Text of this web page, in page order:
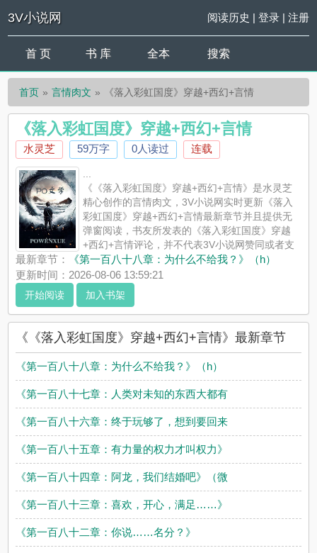
3V小说网 阅读历史 | 登录| 注册
首 页 书 库 全本 搜索
首页 言情肉文 《落入彩虹国度》穿越+西幻+言情
《落入彩虹国度》穿越+西幻+言情
水灵芝 59万字 0人读过 连载
《《落入彩虹国度》穿越+西幻+言情》是水灵芝
精心创作的言情肉文，3V小说网实时更新《落入
彩虹国度》穿越+西幻+言情最新章节并且提供无
弹窗阅读，书友所发表的《落入彩虹国度》穿越
+西幻+言情评论，并不代表3V小说网赞同或者支
持《落入彩虹国度》穿越+西幻+言情读者的观点。
最新章节：
《第一百八十八章：为什么不给我？》（h）
更新时间：2026-08-06 13:59:21
开始阅读 加入书架
《《落入彩虹国度》穿越+西幻+言情》最新章节
《第一百八十八章：为什么不给我？》（h）
《第一百八十七章：人类对未知的东西大都有
《第一百八十六章：终于玩够了，想到要回来
《第一百八十五章：有力量的权力才叫权力》
《第一百八十四章：阿龙，我们结婚吧》（微
《第一百八十三章：喜欢，开心，满足……》
《第一百八十二章：你说……名分？》